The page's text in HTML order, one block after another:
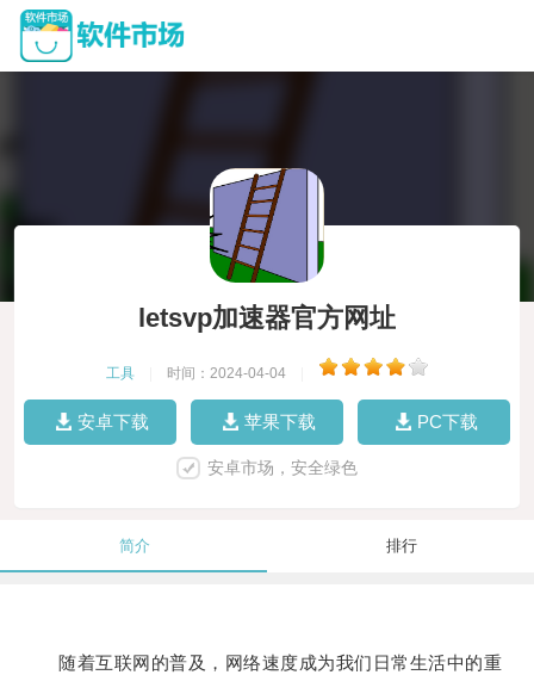
letsvp加速器官方网址
工具 时间：2024-04-04
安卓下载 苹果下载 PC下载
安卓市场，安全绿色
简介 排行
随着互联网的普及，网络速度成为我们日常生活中的重